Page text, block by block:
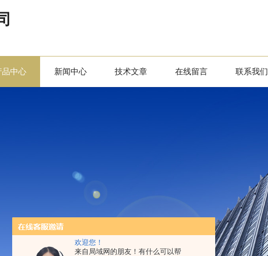
欢迎您！
来自局域网的朋友！有什么可以帮
品中心 新闻中心 技术文章 在线留言 联系我们